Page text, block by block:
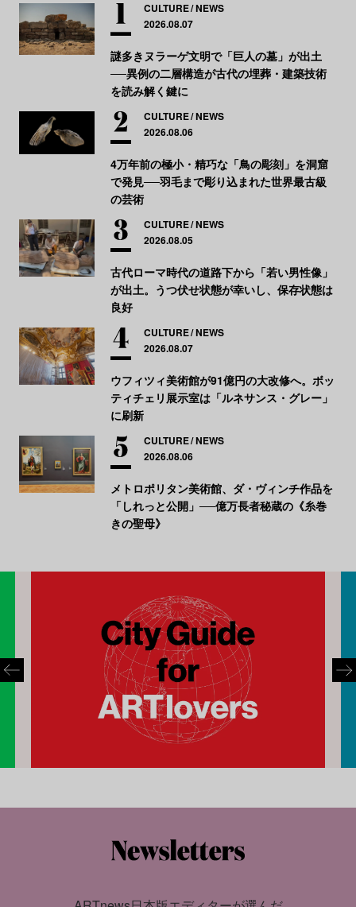
CULTURE NEWS
2026.08.07
謎多きヌラーゲ文明で「巨人の墓」が出土
──異例の二層構造が古代の埋葬・建築技術
を読み解く鍵に
CULTURE NEWS
2026.08.06
4万年前の極小・精巧な「鳥の彫刻」を洞窟
で発見──羽毛まで彫り込まれた世界最古級
の芸術
CULTURE NEWS
2026.08.05
古代ローマ時代の道路下から「若い男性像」
が出土。うつ伏せ状態が幸いし、保存状態は
良好
CULTURE NEWS
2026.08.07
ウフィツィ美術館が91億円の大改修へ。ボッ
ティチェリ展示室は「ルネサンス・グレー」
に刷新
CULTURE NEWS
2026.08.06
メトロポリタン美術館、ダ・ヴィンチ作品を
「しれっと公開」──億万長者秘蔵の《糸巻
きの聖母》